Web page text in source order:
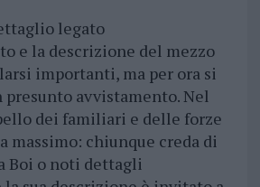
legato
e la descrizione del mezzo
importanti, ma per ora si
avvistamento. Nel
dei familiari e delle forze
massimo: chiunque creda di
Boi o noti dettagli